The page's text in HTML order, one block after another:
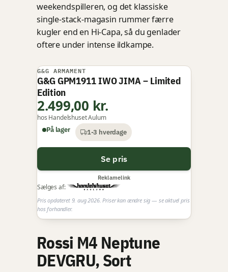
weekendspilleren, og det klassiske
single-stack-magasin rummer færre
kugler end en Hi-Capa, så du genlader
oftere under intense ildkampe.
BEDSTE PREMIUM
G&G ARMAMENT
G&G GPM1911 IWO JIMA – Limited
Edition
2.499,00 kr.
hos Handelshuset Aulum
På lager
1-3 hverdage
Se pris
Reklamelink
Sælges af:
Pris opdateret 9. aug 2026. Priser kan ændre sig — se aktuel pris
hos forhandler.
Rossi M4 Neptune
DEVGRU, Sort